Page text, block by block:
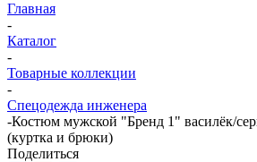
Главная
-
Каталог
-
Товарные коллекции
-
Спецодежда инженера
-Костюм мужской "Бренд 1" василёк/
(куртка и брюки)
Поделиться